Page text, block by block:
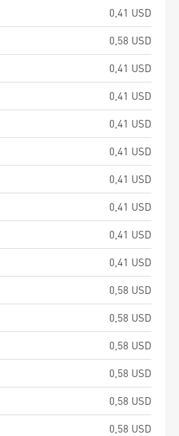
0,41 USD
0,58 USD
0,41 USD
0,41 USD
0,41 USD
0,41 USD
0,41 USD
0,41 USD
0,41 USD
0,41 USD
0,58 USD
0,58 USD
0,58 USD
0,58 USD
0,58 USD
0,58 USD